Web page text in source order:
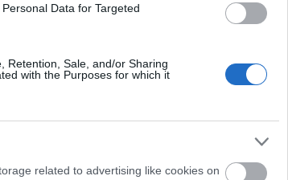
Data for Targeted
Retention, Sale, and/or Sharing
with the Purposes for which it
related to advertising like cookies on